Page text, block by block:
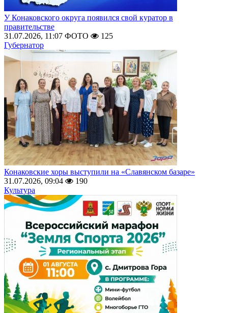
У Конаковского округа появился свой куратор в
правительстве
31.07.2026, 11:07 ФОТО
125
Губернатор
Конаковские хоры выступили на «Славянском базаре»
31.07.2026, 09:04
190
Культура